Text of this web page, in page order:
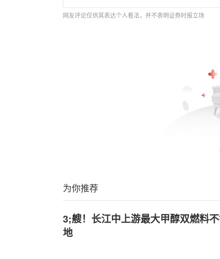
网友评论仅供其表达个人看法，并不表明证券时报立场
为你推荐
3;艘！长江中上游最大甲醇双燃料
地